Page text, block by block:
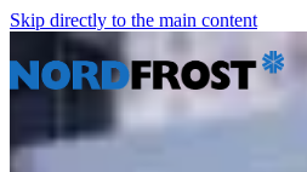
Skip directly to the main content